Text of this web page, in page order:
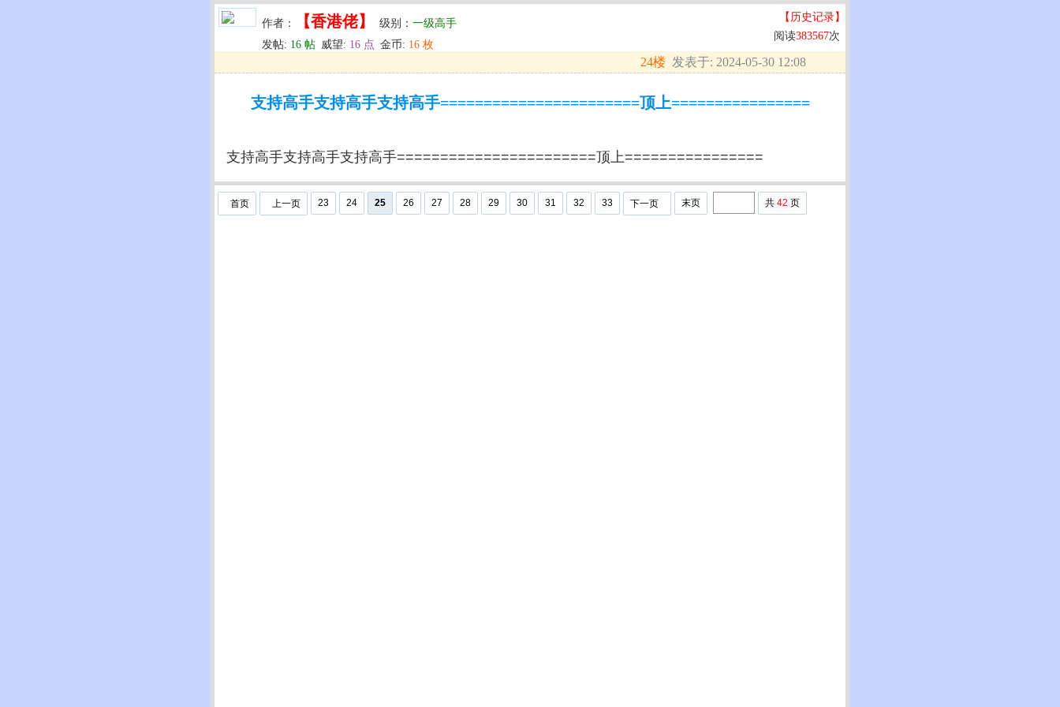
作者： 【香港佬】 级别： 一级高手
发帖: 16 帖 威望: 16 点 金币: 16 枚
【历史记录】
阅读383567次
24楼 发表于: 2024-05-30 12:08
支持高手支持高手支持高手=======================顶上================
支持高手支持高手支持高手=======================顶上================
首页 上一页 23 24 25 26 27 28 29 30 31 32 33 下一页 末页 共 42 页